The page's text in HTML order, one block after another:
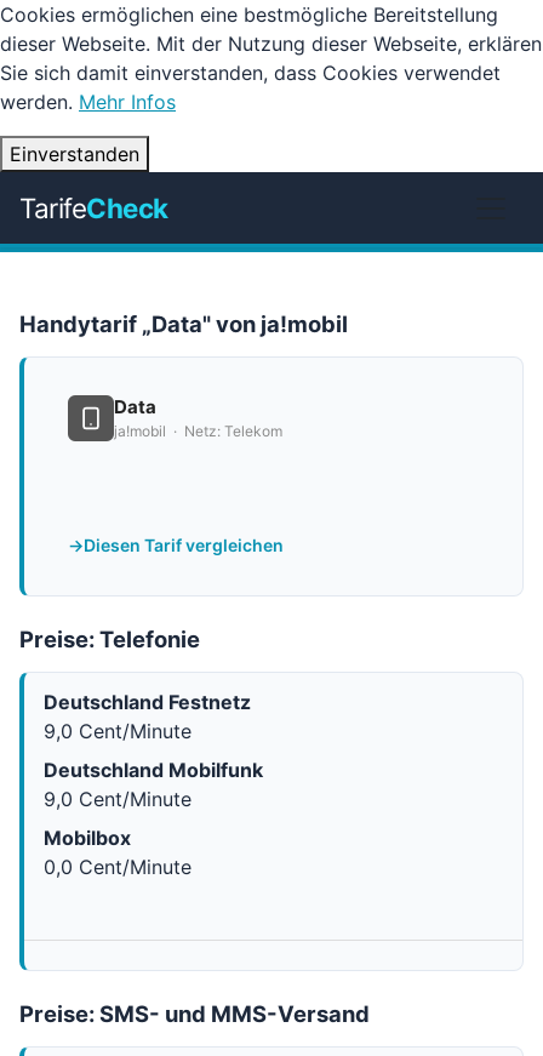
Cookies ermöglichen eine bestmögliche Bereitstellung
dieser Webseite. Mit der Nutzung dieser Webseite, erklären
Sie sich damit einverstanden, dass Cookies verwendet
werden. Mehr Infos
Einverstanden
TarifeCheck
Handytarif „Data" von ja!mobil
Data
ja!mobil · Netz: Telekom
Diesen Tarif vergleichen
Preise: Telefonie
Deutschland Festnetz
9,0 Cent/Minute
Deutschland Mobilfunk
9,0 Cent/Minute
Mobilbox
0,0 Cent/Minute
Preise: SMS- und MMS-Versand